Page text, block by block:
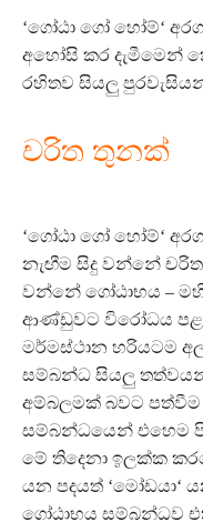
‘ගෝඨා ගෝ හෝම්‘
අහෝසි කර දැමීමෙන්
රහිතව සියලු
චරිත තුනක්
‘ගෝඨා ගෝ හෝම්‘
නැඟීම සිදු වන්නේ
වන්නේ ගෝඨාභය –
ආණ්ඩුවට විරෝධය පළ
මර්මස්ථාන හරියටම
සම්බන්ධ සියලු
අම්බලමක් බවට පත්වීම
සම්බන්ධයෙන් එහෙම
මේ තිදෙනා ඉලක්ක
යන පදයත් ‘මෝඩයා‘
ගෝඨාභය සම්බන්ධව